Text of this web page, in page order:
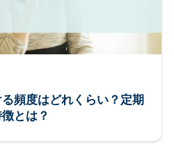
頻度はどれくらい？定期
とは？